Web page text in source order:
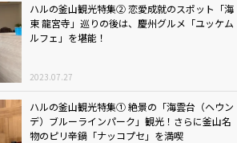
採用情報について
サイトポリシー
著作権とリンク
利用者情報の外部送信について
ハルの釜山観光特集② 恋愛成就のスポット「海
東 龍宮寺」巡りの後は、慶州グルメ「ユッケム
ルフェ」を堪能！
2023.07.27
ハルの釜山観光特集① 絶景の「海雲台（ヘウン
デ）ブルーラインパーク」観光！さらに釜山名
物のピリ辛鍋「ナッコプセ」を満喫